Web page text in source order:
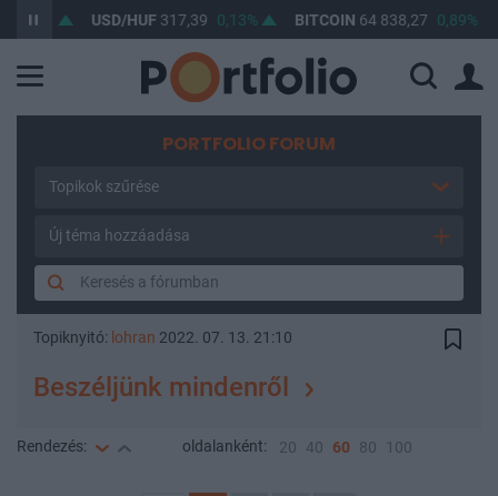
USD/HUF317,39 0,13% BITCOIN64 838,27 0,89%
PORTFOLIO FORUM
Topikok szűrése
Új téma hozzáadása
Topiknyitó: lohran 2022. 07. 13. 21:10
Beszéljünk mindenről
Rendezés: oldalanként: 20 40 60 80 100